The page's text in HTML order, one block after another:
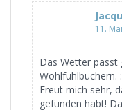
11.
Das Wetter passt
Wohlfühlbüchern.
Freut mich sehr,
gefunden habt!